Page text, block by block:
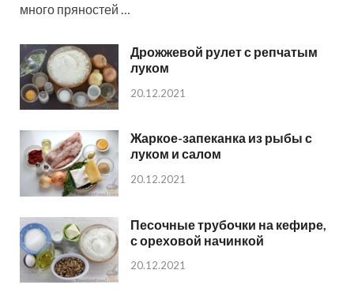
много пряностей …
Дрожжевой рулет с репчатым
луком
20.12.2021
Жаркое-запеканка из рыбы с
луком и салом
20.12.2021
Песочные трубочки на кефире,
с ореховой начинкой
20.12.2021